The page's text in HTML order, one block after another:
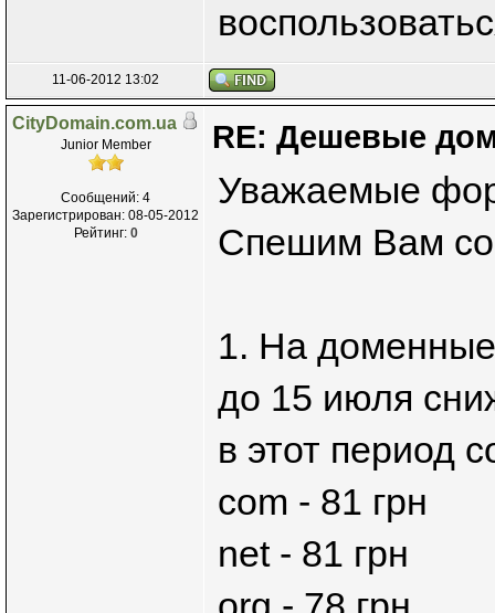
11-06-2012 13:02
CityDomain.com.ua
Junior Member
Сообщений: 4
Зарегистрирован: 08-05-2012
Рейтинг: 0
RE: Дешевые
Уважаемые
Спешим Вам
1. На
до 15 июля
в этот период
com - 81 грн
net - 81 грн